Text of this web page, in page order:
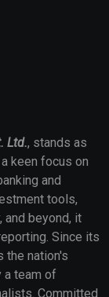
Ltd., stands as
keen focus on
and
tools,
and beyond, it
Since its
the nation's
a team of
Committed